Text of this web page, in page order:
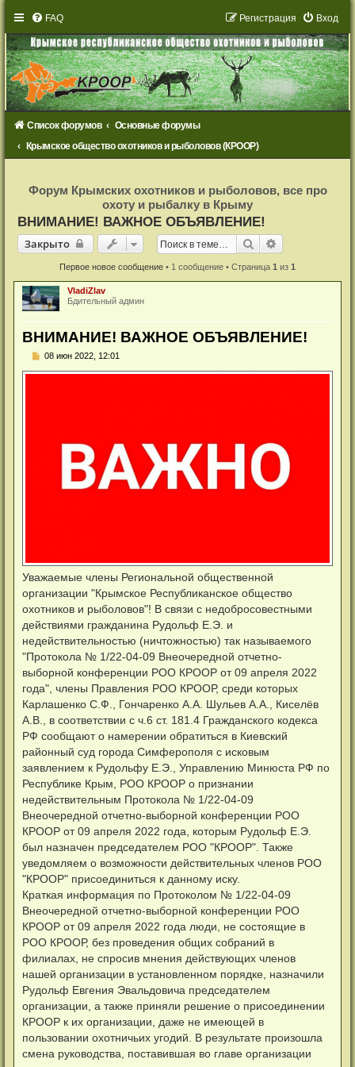
FAQ Вход
Регистрация
Список форумов
Основные форумы
Крымское общество охотников и рыболовов (КРООР)
с
т
р
а
ц
Форум Крымских охотников и рыболовов, все про
охоту и рыбалку в Крыму
ВНИМАНИЕ! ВАЖНОЕ ОБЪЯВЛЕНИЕ!
Закрыто
Закрыто Поиск
Первое новое сообщение • 1 сообщение • Страница 1 из 1
VladiZlav
Бдительный админ
ВНИМАНИЕ! ВАЖНОЕ ОБЪЯВЛЕНИЕ!
Н
п
и
08 июн 2022, 12:01
Уважаемые члены Региональной общественной
организации "Крымское Республиканское общество
охотников и рыболовов"! В связи с недобросовестными
действиями гражданина Рудольф Е.Э. и
недействительностью (ничтожностью) так называемого
"Протокола № 1/22-04-09 Внеочередной отчетно-
выборной конференции РОО КРООР от 09 апреля 2022
года", члены Правления РОО КРООР, среди которых
Карлашенко С.Ф., Гончаренко А.А. Шульев А.А., Киселёв
А.В., в соответствии с ч.6 ст. 181.4 Гражданского кодекса
РФ сообщают о намерении обратиться в Киевский
районный суд города Симферополя с исковым
заявлением к Рудольфу Е.Э., Управлению Минюста РФ по
Республике Крым, РОО КРООР о признании
недействительным Протокола № 1/22-04-09
Внеочередной отчетно-выборной конференции РОО
КРООР от 09 апреля 2022 года, которым Рудольф Е.Э.
был назначен председателем РОО "КРООР". Также
уведомляем о возможности действительных членов РОО
"КРООР" присоединиться к данному иску.
Краткая информация по Протоколом № 1/22-04-09
Внеочередной отчетно-выборной конференции РОО
КРООР от 09 апреля 2022 года люди, не состоящие в
РОО КРООР, без проведения общих собраний в
филиалах, не спросив мнения действующих членов
нашей организации в установленном порядке, назначили
Рудольф Евгения Эвальдовича председателем
организации, а также приняли решение о присоединении
КРООР к их организации, даже не имеющей в
пользовании охотничьих угодий. В результате произошла
смена руководства, поставившая во главе организации